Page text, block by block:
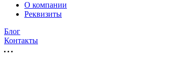
О компании
Реквизиты
Блог
Контакты